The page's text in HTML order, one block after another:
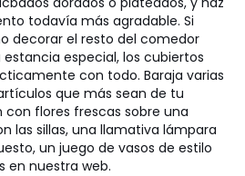
todavía más agradable. Si
decorar el resto del comedor
especial, los cubiertos
con todo. Baraja varias
que más sean de tu
con flores frescas sobre una
las sillas, una llamativa lámpara
un juego de vasos de estilo
en nuestra web.